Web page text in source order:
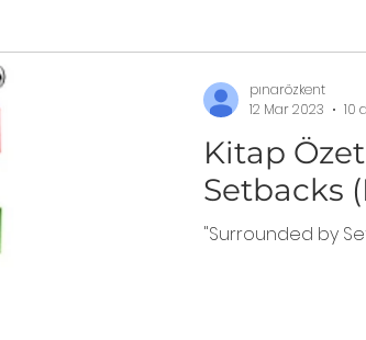
Kitap
Setbacks
"Surrounded by
pınarözkent
12 Mar 2023
10